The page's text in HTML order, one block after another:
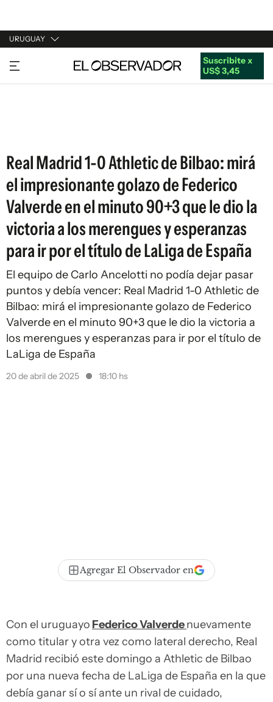
URUGUAY
URUGUAY
ARGENTINA
Suscribite x
US$ 3,45
Real Madrid 1-0 Athletic de Bilbao: mirá
el impresionante golazo de Federico
Valverde en el minuto 90+3 que le dio la
victoria a los merengues y esperanzas
para ir por el título de LaLiga de España
El equipo de Carlo Ancelotti no podía dejar pasar
puntos y debía vencer: Real Madrid 1-0 Athletic de
Bilbao: mirá el impresionante golazo de Federico
Valverde en el minuto 90+3 que le dio la victoria a
los merengues y esperanzas para ir por el título de
LaLiga de España
20 de abril de 2025 18:10 hs
Agregar El Observador en
Con el uruguayo Federico Valverdenuevamente
como titular y otra vez como lateral derecho, Real
Madrid recibió este domingo a Athletic de Bilbao
por una nueva fecha de LaLiga de España en la que
debía ganar sí o sí ante un rival de cuidado,